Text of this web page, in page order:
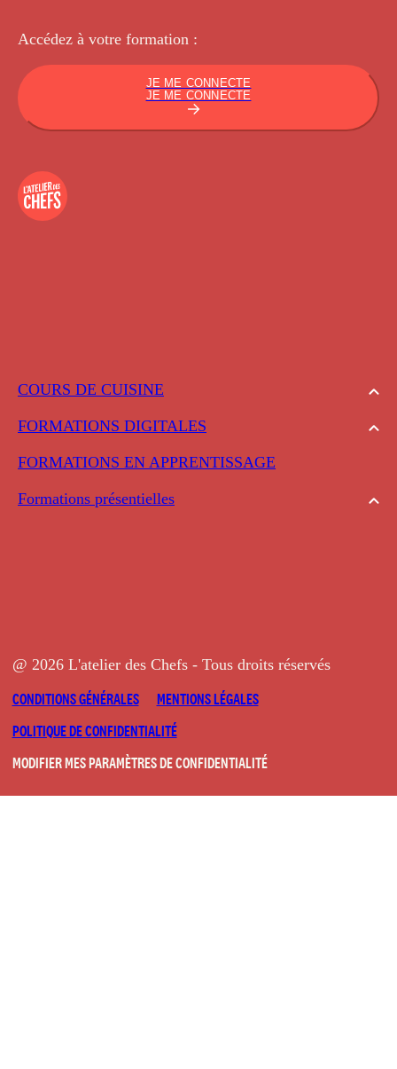
COURS DE CUISINE
FORMATIONS DIGITALES
FORMATIONS EN APPRENTISSAGE
Formations présentielles
Accédez à votre formation :
JE ME CONNECTE
JE ME CONNECTE
@ 2026 L'atelier des Chefs - Tous droits réservés
CONDITIONS GÉNÉRALES
MENTIONS LÉGALES
POLITIQUE DE CONFIDENTIALITÉ
MODIFIER MES PARAMÈTRES DE CONFIDENTIALITÉ